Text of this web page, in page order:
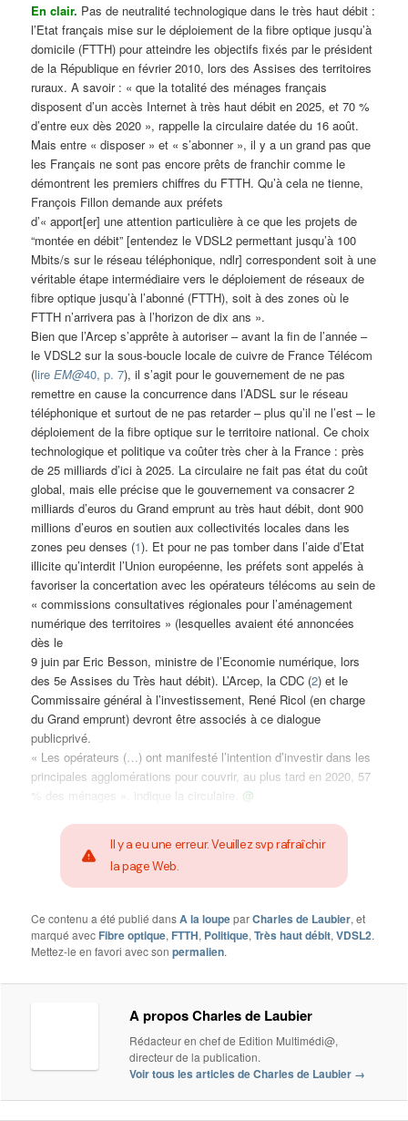
En clair. Pas de neutralité technologique dans le très haut débit :
l’Etat français mise sur le déploiement de la fibre optique jusqu’à
domicile (FTTH) pour atteindre les objectifs fixés par le président
de la République en février 2010, lors des Assises des territoires
ruraux. A savoir : « que la totalité des ménages français
disposent d’un accès Internet à très haut débit en 2025, et 70 %
d’entre eux dès 2020 », rappelle la circulaire datée du 16 août.
Mais entre « disposer » et « s’abonner », il y a un grand pas que
les Français ne sont pas encore prêts de franchir comme le
démontrent les premiers chiffres du FTTH. Qu’à cela ne tienne,
François Fillon demande aux préfets
d’« apport[er] une attention particulière à ce que les projets de
“montée en débit” [entendez le VDSL2 permettant jusqu’à 100
Mbits/s sur le réseau téléphonique, ndlr] correspondent soit à une
véritable étape intermédiaire vers le déploiement de réseaux de
fibre optique jusqu’à l’abonné (FTTH), soit à des zones où le
FTTH n’arrivera pas à l’horizon de dix ans ».
Bien que l’Arcep s’apprête à autoriser – avant la fin de l’année –
le VDSL2 sur la sous-boucle locale de cuivre de France Télécom
(lireEM@40, p. 7), il s’agit pour le gouvernement de ne pas
remettre en cause la concurrence dans l’ADSL sur le réseau
téléphonique et surtout de ne pas retarder – plus qu’il ne l’est – le
déploiement de la fibre optique sur le territoire national. Ce choix
technologique et politique va coûter très cher à la France : près
de 25 milliards d’ici à 2025. La circulaire ne fait pas état du coût
global, mais elle précise que le gouvernement va consacrer 2
milliards d’euros du Grand emprunt au très haut débit, dont 900
millions d’euros en soutien aux collectivités locales dans les
zones peu denses (1). Et pour ne pas tomber dans l’aide d’Etat
illicite qu’interdit l’Union européenne, les préfets sont appelés à
favoriser la concertation avec les opérateurs télécoms au sein de
« commissions consultatives régionales pour l’aménagement
numérique des territoires » (lesquelles avaient été annoncées
dès le
9 juin par Eric Besson, ministre de l’Economie numérique, lors
des 5e Assises du Très haut débit). L’Arcep, la CDC (2) et le
Commissaire général à l’investissement, René Ricol (en charge
du Grand emprunt) devront être associés à ce dialogue
publicprivé.
« Les opérateurs (…) ont manifesté l’intention d’investir dans les
principales agglomérations pour couvrir, au plus tard en 2020, 57
% des ménages », indique la circulaire. @
Il y a eu une erreur. Veuillez svp rafraîchir
la page Web.
Ce contenu a été publié dansA la loupeparCharles de Laubier, et
marqué avec Fibre optique, FTTH, Politique,Très haut débit,VDSL2.
Mettez-le en favori avec sonpermalien.
A propos Charles de Laubier
Rédacteur en chef de Edition Multimédi@,
directeur de la publication.
Voir tous les articles de Charles de Laubier →